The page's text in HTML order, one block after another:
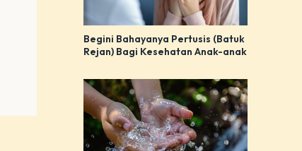
Begini Bahayanya Pertusis (Batuk
Rejan) Bagi Kesehatan Anak-anak